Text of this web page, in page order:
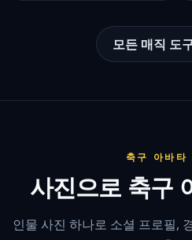
모든 매직 도
축구 아바타
사진으로 축구
인물 사진 하나로 소셜 프로필,